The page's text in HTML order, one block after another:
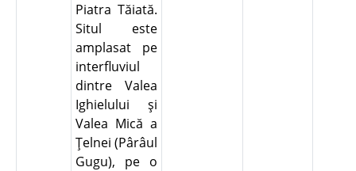
Piatra Tăiată.
Situl este
amplasat pe
interfluviul
dintre Valea
Ighielului şi
Valea Mică a
Ţelnei (Pârâul
Gugu), pe o